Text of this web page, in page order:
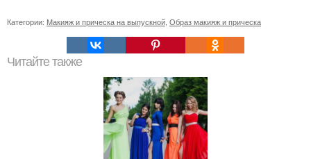
Категории: Макияж и прическа на выпускной Образ макияж и прическа
Читайте также